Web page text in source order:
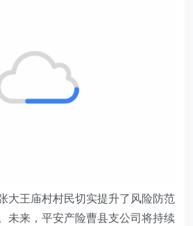
大王庙村村民切实提升了风险防范
未来，平安产险曹县支公司将持续